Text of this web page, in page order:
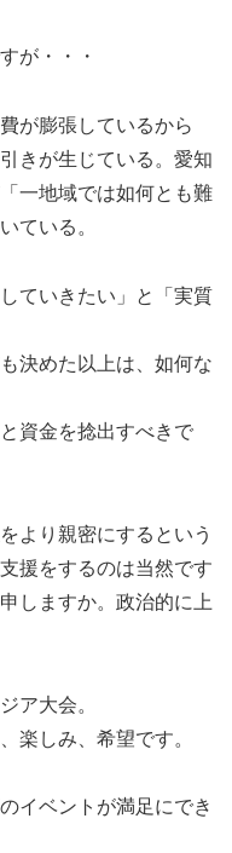
が・・・
が膨張しているから
きが生じている。愛知
一地域では如何とも難
ている。
ていきたい」と「実質
決めた以上は、如何な
資金を捻出すべきで
より親密にするという
援をするのは当然です
しますか。政治的に上
ア大会。
楽しみ、希望です。
イベントが満足にでき